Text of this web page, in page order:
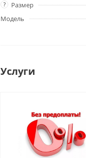
? Размер
Модель
Услуги